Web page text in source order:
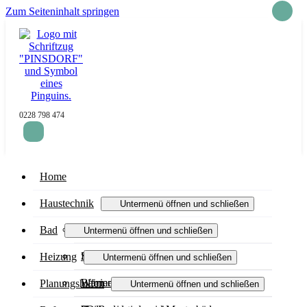
Zum Seiteninhalt springen
0228 798 474
Home
Haustechnik Untermenü öffnen und schließen
Wasser / Trinkwasser
Service Haustechnik
Bad Untermenü öffnen und schließen
Badmodernisierung
Barrierefreies Bad
Heizung Untermenü öffnen und schließen
Wärmepumpe
Planungshilfen Untermenü öffnen und schließen